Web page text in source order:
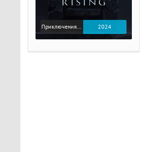
Приключения / Экшен 2024